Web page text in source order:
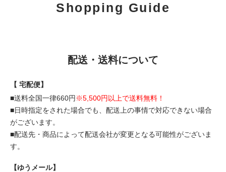
Shopping Guide
配送・送料について
【 宅配便】
■送料全国一律660円 ※5,500円以上で送料無料！
■日時指定をされた場合でも、配送上の事情で対応できない場合
がございます。
■配送先・商品によって配送会社が変更となる可能性がございま
す。
【ゆうメール】